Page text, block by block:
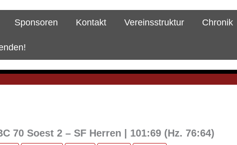
Sponsoren Kontakt Vereinsstruktur Chronik
70 Soest 2 – SF Herren | 101:69 (Hz. 76:64)